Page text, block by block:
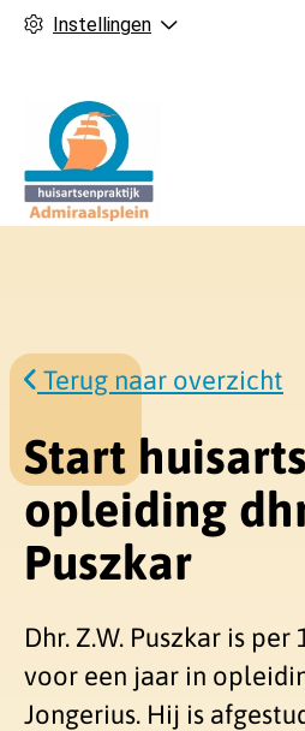
Instellingen
Terug naar overzicht
Start
opleiding
Puszkar
Dhr. Z.W. Puszkar is
voor een jaar in
Jongerius. Hij is